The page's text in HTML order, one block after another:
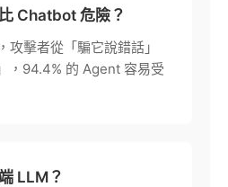
Chatbot 危險？
擊者從「騙它說錯話」
，94.4% 的 Agent 容易受
LLM？